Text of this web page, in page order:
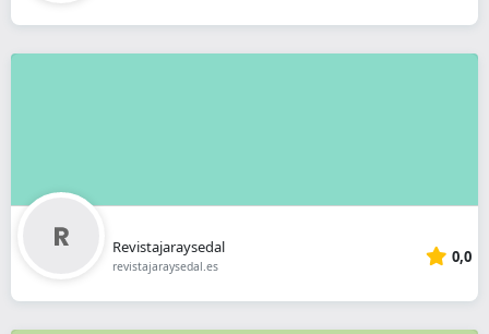
Revistajaraysedal
revistajaraysedal.es 0,0